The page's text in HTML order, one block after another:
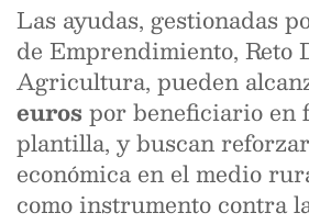
Las ayudas, gestionadas
de Emprendimiento, Reto
Agricultura, pueden
euros por beneficiario en
plantilla, y buscan
económica en el medio
como instrumento contra